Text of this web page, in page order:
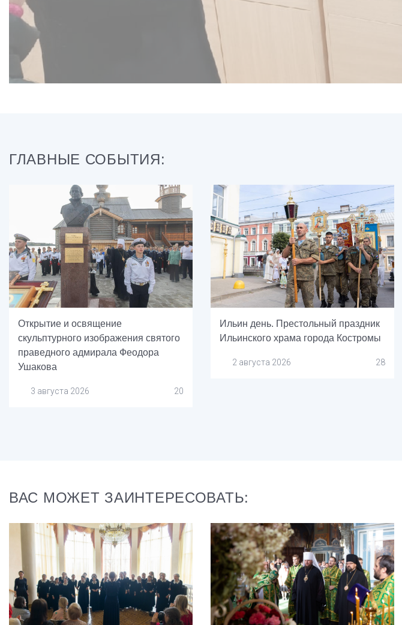
ГЛАВНЫЕ СОБЫТИЯ:
Открытие и освящение
скульптурного изображения святого
праведного адмирала Феодора
Ушакова
3 августа 2026 20
Ильин день. Престольный праздник
Ильинского храма города Костромы
2 августа 2026 28
ВАС МОЖЕТ ЗАИНТЕРЕСОВАТЬ: